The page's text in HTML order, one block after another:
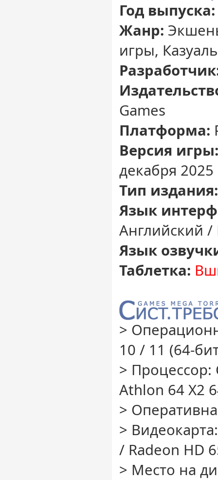
Год выпуска:
Жанр:
игры,
Games
Платформа:
Версия игры:
декабря 2025
Тип издания:
Язык
Английский /
Язык
Таблетка:
>
10 / 11 (64-
> Процессор:
Athlon 64 X2
>
>
/ Radeon HD
> Место на